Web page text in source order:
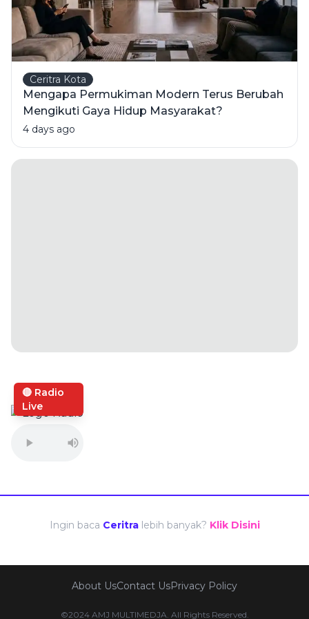
Ceritra Kota
Mengapa Permukiman Modern Terus Berubah
Mengikuti Gaya Hidup Masyarakat?
4 days ago
🔴 Radio
Live
Ingin baca Ceritra lebih banyak? Klik Disini
About UsContact UsPrivacy Policy
©2024 AMJ MULTIMEDJA. All Rights Reserved.